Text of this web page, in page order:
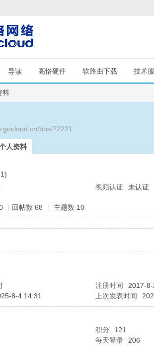
导读 高恪硬件 软路由下载 技术
料
bbs/?2221
人资料
视频认证 未认证
| 回帖数 68 | 主题数 10
注册时间
2017-
8-4 14:31 上次发表时间
积分
121
每天登录
206